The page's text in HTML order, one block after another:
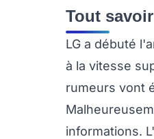
Tout
LG a débuté
à la vitesse
rumeurs vont
informations.